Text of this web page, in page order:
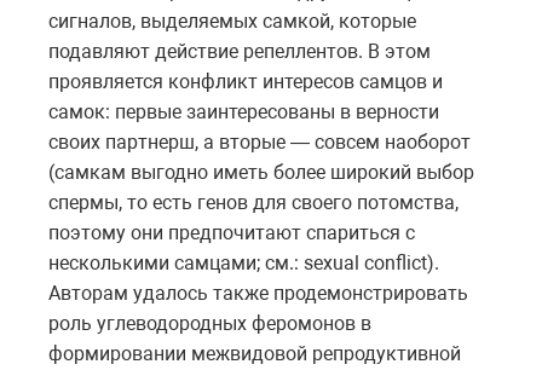
сигналов, выделяемых самкой, которые
подавляют действие репеллентов. В этом
проявляется конфликт интересов самцов и
самок: первые заинтересованы в верности
своих партнерш, а вторые — совсем наоборот
(самкам выгодно иметь более широкий выбор
спермы, то есть генов для своего потомства,
поэтому они предпочитают спариться с
несколькими самцами; см.: sexual conflict).
Авторам удалось также продемонстрировать
роль углеводородных феромонов в
формировании межвидовой репродуктивной